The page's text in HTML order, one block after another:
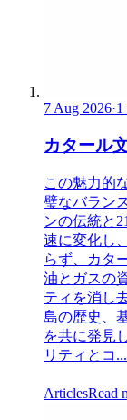
7 Aug 2026·1
カタール
この魅力的
璧なバラン
ンの伝統と
速に変化し
らず、カタ
油とガスの
ティを消し
島の歴史、
を共に発見
リティとコ...
ArticlesRead